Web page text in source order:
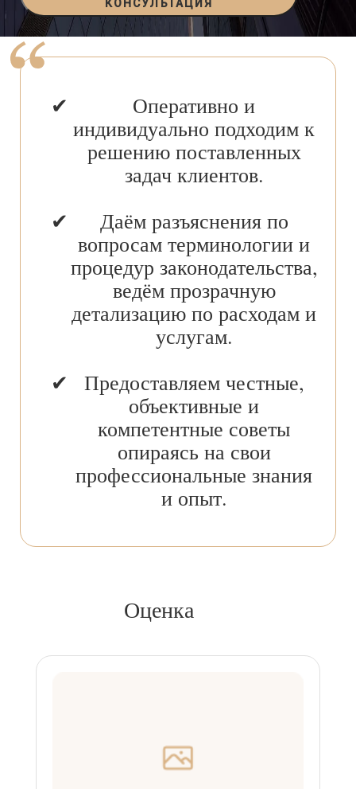
КОНСУЛЬТАЦИЯ
Оперативно и
индивидуально подходим к
решению поставленных
задач клиентов.
Даём разъяснения по
вопросам терминологии и
процедур законодательства,
ведём прозрачную
детализацию по расходам и
услугам.
Предоставляем честные,
объективные и
компетентные советы
опираясь на свои
профессиональные знания
и опыт.
Оценка